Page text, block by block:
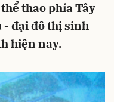
thao phía Tây
- đại đô thị sinh
hiện nay.